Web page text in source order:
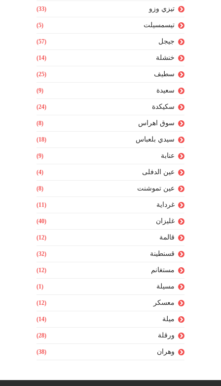
تيزي وزو (33)
تيسمسيلت (5)
جيجل (57)
خنشلة (14)
سطيف (25)
سعيدة (9)
سكيكدة (24)
سوق اهراس (8)
سيدي بلعباس (18)
عنابة (9)
عين الدفلى (4)
عين تموشنت (8)
غرداية (11)
غليزان (40)
قالمة (12)
قسنطينة (32)
مستغانم (12)
مسيلة (1)
معسكر (12)
ميلة (14)
ورقلة (28)
وهران (38)